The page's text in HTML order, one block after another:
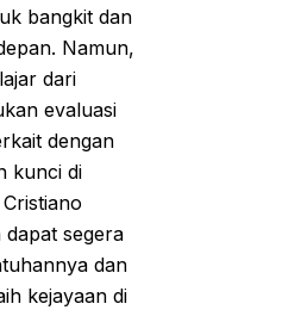
bangkit dan
Namun,
dari
evaluasi
dengan
kunci di
segera
dan
kejayaan di